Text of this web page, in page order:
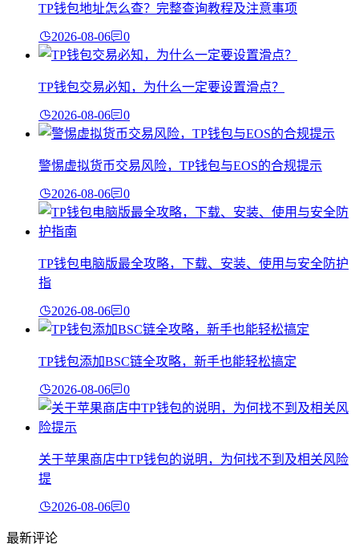
TP钱包地址怎么查？完整查询教程及注意事项
2026-08-06 0
TP钱包交易必知，为什么一定要设置滑点？
2026-08-06 0
警惕虚拟货币交易风险，TP钱包与EOS的合规提示
2026-08-06 0
TP钱包电脑版最全攻略，下载、安装、使用与安全防护
指
2026-08-06 0
TP钱包添加BSC链全攻略，新手也能轻松搞定
2026-08-06 0
关于苹果商店中TP钱包的说明，为何找不到及相关风险
提
2026-08-06 0
最新评论